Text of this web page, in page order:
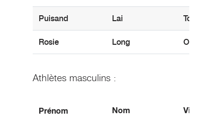
Puisand Lai Toronto,
Rosie Long Oakville,
Athlètes masculins :
Prénom Nom Ville